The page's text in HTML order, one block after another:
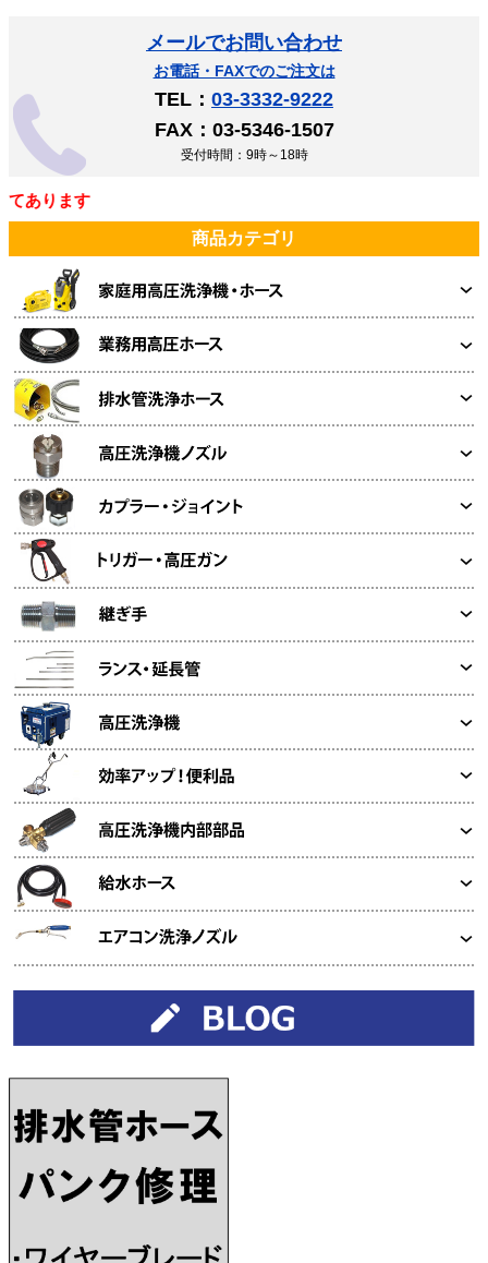
メールでお問い合わせ
お電話・FAXでのご注文は
TEL： 03-3332-9222
FAX：03-5346-1507
受付時間：9時～18時
す
商品カテゴリ